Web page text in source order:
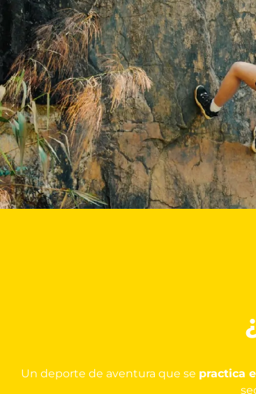
Un deporte de aventura que se practica